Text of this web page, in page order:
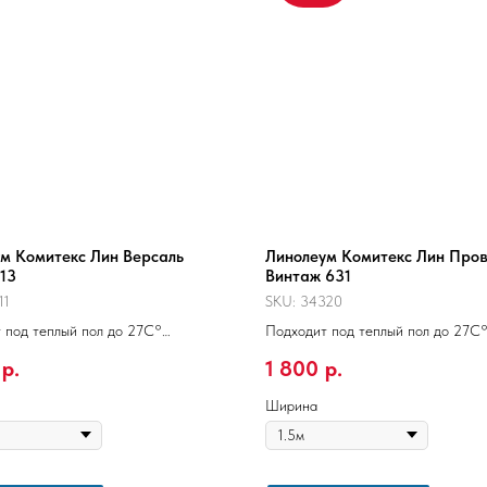
Комитекс Лин Версаль
под теплый пол до 27С°
3мм
слоя: 0.2мм
от 933 руб
р.
Линолеум Комитекс Лин
Винтаж 631
SKU: 34320
Подходит под теплый пол до 27С°
Основа: Войлок
Толщина общая: 3.2мм
Толщина защитного слоя: 0.3мм
Цена за м2: от 1167 руб
1 800 р.
Ширина